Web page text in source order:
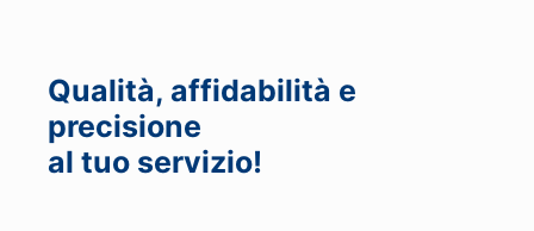
Qualità, affidabilità e
precisione
al tuo servizio!